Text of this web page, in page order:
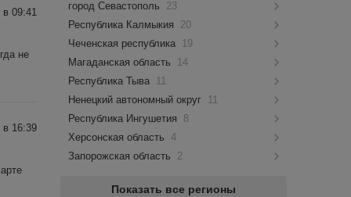
09:41
не
в 16:39
город Севастополь
23
Республика Калмыкия
20
Чеченская республика 19
Магаданская область
14
Республика Тыва 11
Ненецкий автономный округ 11
Республика Ингушетия
8
Херсонская область
4
Запорожская область
2
Показать все регионы